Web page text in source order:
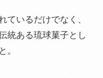
ているだけでなく、
統ある琉球菓子とし
。